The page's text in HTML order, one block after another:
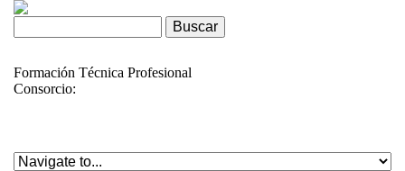
Skip to navigation
Pasar al contenido principal
Formación Técnica Profesional
Consorcio: